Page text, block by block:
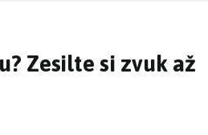
Zesilte si zvuk až